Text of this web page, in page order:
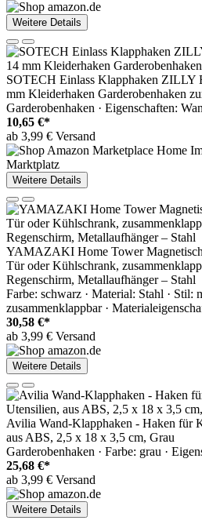
Weitere Details
SOTECH Einlass Klapphaken ZILLY
mm Kleiderhaken Garderobenhaken
Garderobenhaken · Eigenschaften:
10,65 €*
ab 3,99 € Versand
Marktplatz
Weitere Details
YAMAZAKI Home Tower
Tür oder Kühlschrank,
Regenschirm, Metallaufhänger – Stahl
Farbe: schwarz · Material: Stahl · Stil:
zusammenklappbar ·
30,58 €*
ab 3,99 € Versand
Weitere Details
Avilia Wand-Klapphaken - Haken für
aus ABS, 2,5 x 18 x 3,5 cm, Grau
Garderobenhaken · Farbe: grau ·
25,68 €*
ab 3,99 € Versand
Weitere Details